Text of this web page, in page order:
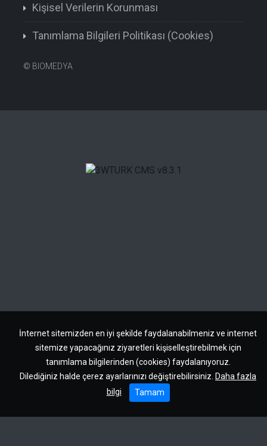
İnternet sitemizden en iyi şekilde faydalanabilmeniz ve internet
sitemize yapacağınız ziyaretleri kişiselleştirebilmek için
tanımlama bilgilerinden (cookies) faydalanıyoruz.
Dilediğiniz halde çerez ayarlarınızı değiştirebilirsiniz. Daha fazla
bilgi
Tamam
Kişisel Verilerin Korunması
Tanımlama Bilgileri Politikası (Cookies)
© BIOMEDYA